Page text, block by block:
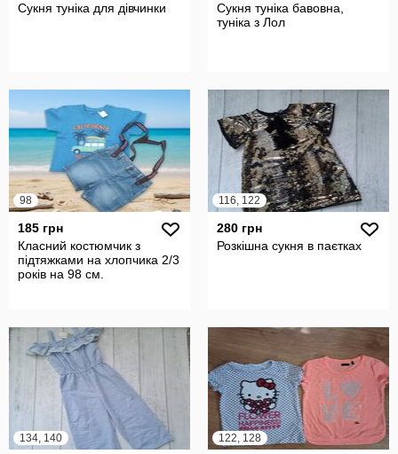
Сукня туніка для дівчинки
Сукня туніка бавовна,
туніка з Лол
98
185 грн
Класний костюмчик з
підтяжками на хлопчика 2/3
років на 98 см.
116, 122
280 грн
Розкішна сукня в паєтках
134, 140 122, 128